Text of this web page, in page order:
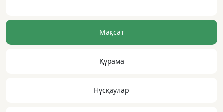
капсулалар
Мақсат
Құрама
Нұсқаулар